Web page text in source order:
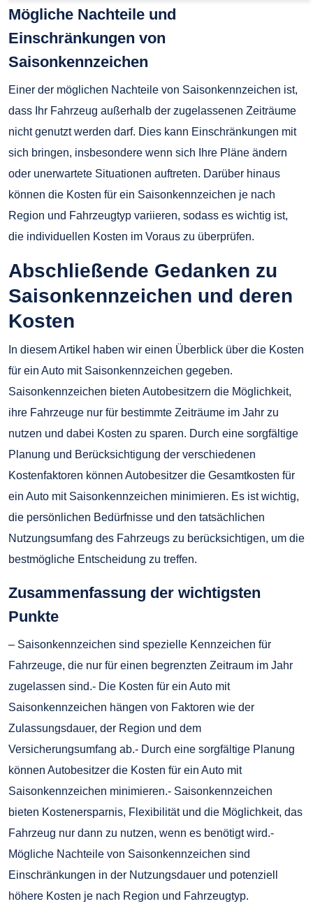
Mögliche Nachteile und
Einschränkungen von
Saisonkennzeichen
Einer der möglichen Nachteile von Saisonkennzeichen ist,
dass Ihr Fahrzeug außerhalb der zugelassenen Zeiträume
nicht genutzt werden darf. Dies kann Einschränkungen mit
sich bringen, insbesondere wenn sich Ihre Pläne ändern
oder unerwartete Situationen auftreten. Darüber hinaus
können die Kosten für ein Saisonkennzeichen je nach
Region und Fahrzeugtyp variieren, sodass es wichtig ist,
die individuellen Kosten im Voraus zu überprüfen.
Abschließende Gedanken zu
Saisonkennzeichen und deren
Kosten
In diesem Artikel haben wir einen Überblick über die Kosten
für ein Auto mit Saisonkennzeichen gegeben.
Saisonkennzeichen bieten Autobesitzern die Möglichkeit,
ihre Fahrzeuge nur für bestimmte Zeiträume im Jahr zu
nutzen und dabei Kosten zu sparen. Durch eine sorgfältige
Planung und Berücksichtigung der verschiedenen
Kostenfaktoren können Autobesitzer die Gesamtkosten für
ein Auto mit Saisonkennzeichen minimieren. Es ist wichtig,
die persönlichen Bedürfnisse und den tatsächlichen
Nutzungsumfang des Fahrzeugs zu berücksichtigen, um die
bestmögliche Entscheidung zu treffen.
Zusammenfassung der wichtigsten
Punkte
– Saisonkennzeichen sind spezielle Kennzeichen für
Fahrzeuge, die nur für einen begrenzten Zeitraum im Jahr
zugelassen sind.- Die Kosten für ein Auto mit
Saisonkennzeichen hängen von Faktoren wie der
Zulassungsdauer, der Region und dem
Versicherungsumfang ab.- Durch eine sorgfältige Planung
können Autobesitzer die Kosten für ein Auto mit
Saisonkennzeichen minimieren.- Saisonkennzeichen
bieten Kostenersparnis, Flexibilität und die Möglichkeit, das
Fahrzeug nur dann zu nutzen, wenn es benötigt wird.-
Mögliche Nachteile von Saisonkennzeichen sind
Einschränkungen in der Nutzungsdauer und potenziell
höhere Kosten je nach Region und Fahrzeugtyp.